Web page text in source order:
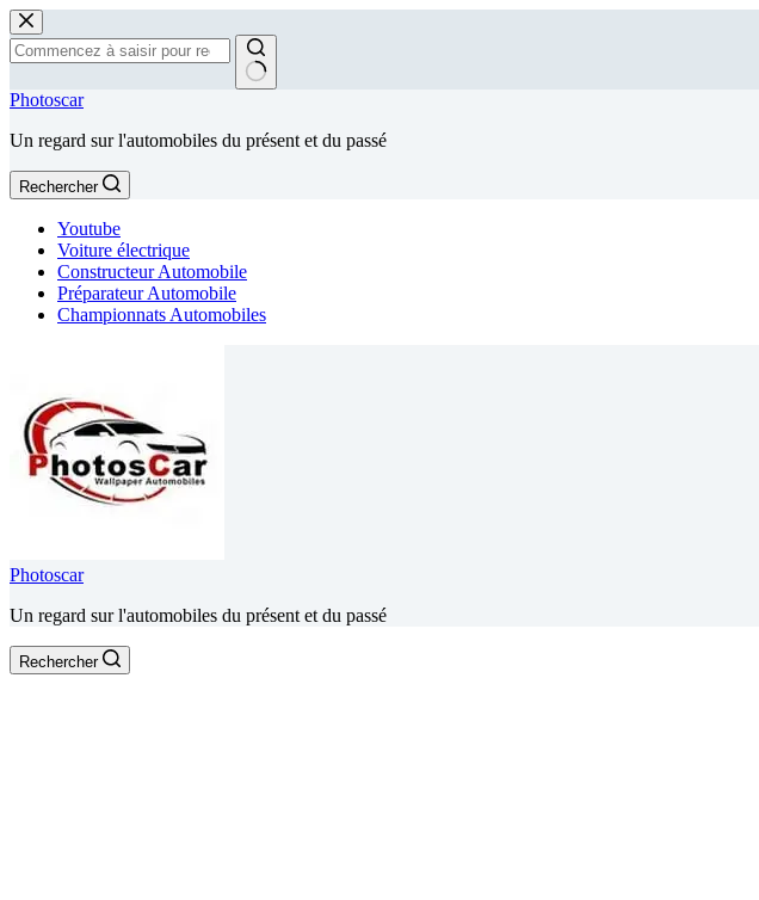
Passer
au
contenu
Aucun
Photoscar
Un regard sur l'automobiles du présent et du passé
Rechercher
Youtube
Voiture électrique
Constructeur Automobile
Préparateur Automobile
Championnats Automobiles
Photoscar
Un regard sur l'automobiles du présent et du passé
Rechercher